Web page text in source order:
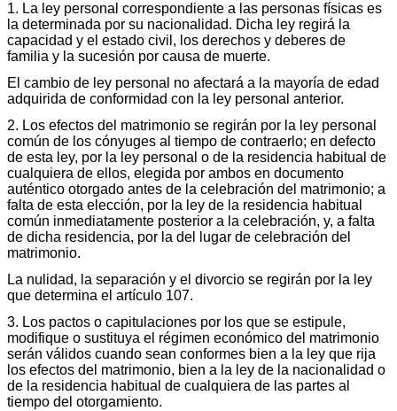
1. La ley personal correspondiente a las personas físicas es
la determinada por su nacionalidad. Dicha ley regirá la
capacidad y el estado civil, los derechos y deberes de
familia y la sucesión por causa de muerte.
El cambio de ley personal no afectará a la mayoría de edad
adquirida de conformidad con la ley personal anterior.
2. Los efectos del matrimonio se regirán por la ley personal
común de los cónyuges al tiempo de contraerlo; en defecto
de esta ley, por la ley personal o de la residencia habitual de
cualquiera de ellos, elegida por ambos en documento
auténtico otorgado antes de la celebración del matrimonio; a
falta de esta elección, por la ley de la residencia habitual
común inmediatamente posterior a la celebración, y, a falta
de dicha residencia, por la del lugar de celebración del
matrimonio.
La nulidad, la separación y el divorcio se regirán por la ley
que determina el artículo 107.
3. Los pactos o capitulaciones por los que se estipule,
modifique o sustituya el régimen económico del matrimonio
serán válidos cuando sean conformes bien a la ley que rija
los efectos del matrimonio, bien a la ley de la nacionalidad o
de la residencia habitual de cualquiera de las partes al
tiempo del otorgamiento.